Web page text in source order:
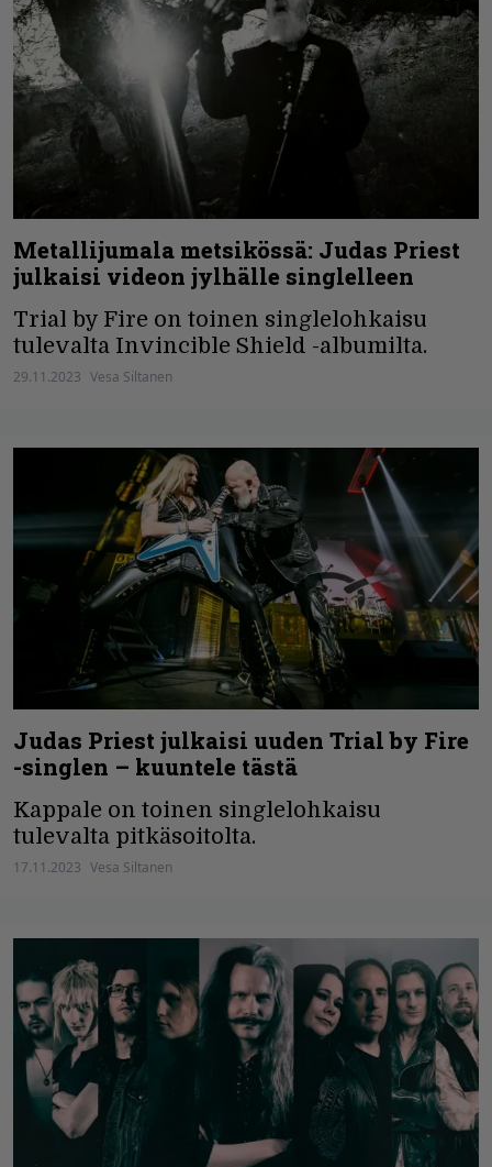
Metallijumala metsikössä: Judas Priest
julkaisi videon jylhälle singlelleen
Trial by Fire on toinen singlelohkaisu
tulevalta Invincible Shield -albumilta.
29.11.2023 Vesa Siltanen
Judas Priest julkaisi uuden Trial by Fire
-singlen – kuuntele tästä
Kappale on toinen singlelohkaisu
tulevalta pitkäsoitolta.
17.11.2023 Vesa Siltanen